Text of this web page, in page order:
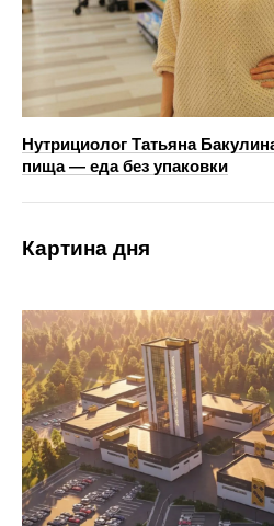
Нутрициолог Татьяна
пища — еда без упаковки
Картина дня